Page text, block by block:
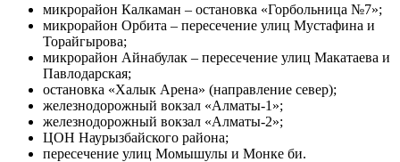
микрорайон Калкаман – остановка «Горбольница №7»;
микрорайон Орбита – пересечение улиц Мустафина и
Торайгырова;
микрорайон Айнабулак – пересечение улиц Макатаева и
Павлодарская;
остановка «Халык Арена» (направление север);
железнодорожный вокзал «Алматы-1»;
железнодорожный вокзал «Алматы-2»;
ЦОН Наурызбайского района;
пересечение улиц Момышулы и Монке би.